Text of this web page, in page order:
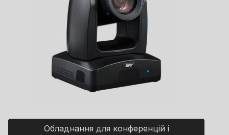
Обладнання для конференцій і